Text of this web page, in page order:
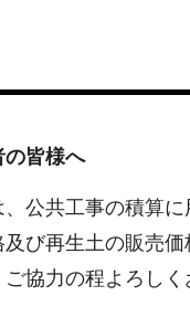
の皆様へ
公共工事の積算
び再生土の販売
協力の程よろしく